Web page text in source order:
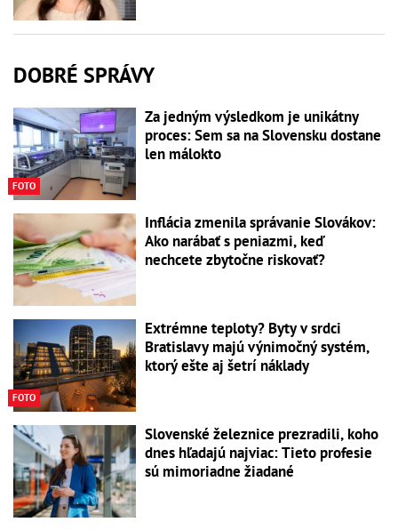
DOBRÉ SPRÁVY
FOTO
Za jedným výsledkom je unikátny
proces: Sem sa na Slovensku dostane
len málokto
Inflácia zmenila správanie Slovákov:
Ako narábať s peniazmi, keď
nechcete zbytočne riskovať?
FOTO
Extrémne teploty? Byty v srdci
Bratislavy majú výnimočný systém,
ktorý ešte aj šetrí náklady
Slovenské železnice prezradili, koho
dnes hľadajú najviac: Tieto profesie
sú mimoriadne žiadané